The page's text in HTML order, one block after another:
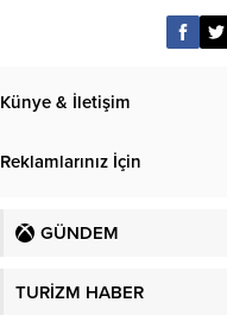
Künye & İletişim
Reklamlarınız İçin
GÜNDEM
TURİZM HABER